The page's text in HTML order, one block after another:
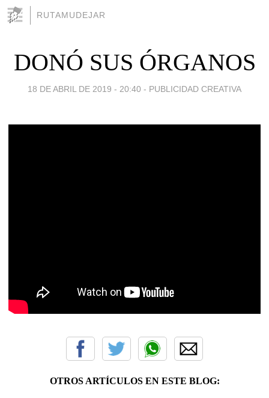
RUTAMUDEJAR
DONÓ SUS ÓRGANOS
18 DE ABRIL DE 2019 - 20:40 - PUBLICIDAD CREATIVA
OTROS ARTÍCULOS EN ESTE BLOG: